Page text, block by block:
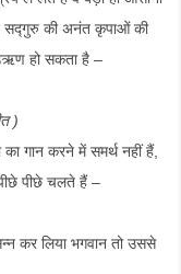
सद्गुरु की अनंत कृपाओं की
हो सकता है –
)
का गान करने में समर्थ नहीं हैं,
पीछे चलते हैं –
कर लिया भगवान तो उससे